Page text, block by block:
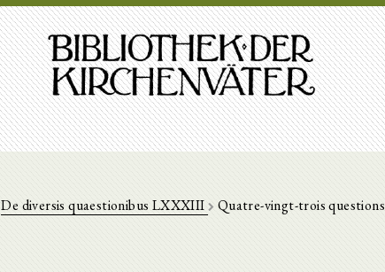
De diversis quaestionibus LXXXIII Quatre-vingt-trois questions